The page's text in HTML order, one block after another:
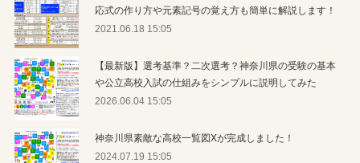
応式の作り方や元素記号の覚え方も簡単に解説します！
2021.06.18 15:05
【最新版】選考基準？二次選考？神奈川県の受験の基本
や公立高校入試の仕組みをシンプルに説明してみた
2026.06.04 15:05
神奈川県素敵な高校一覧図Xが完成しました！
2024.07.19 15:05